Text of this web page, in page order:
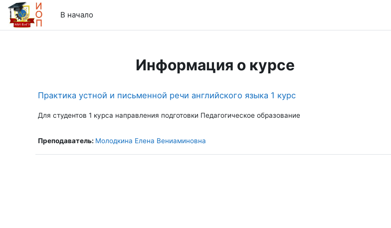
Перейти к основному содержанию
В начало
Информация о курсе
Практика устной и письменной речи английского языка 1 курс
Для студентов 1 курса направления подготовки Педагогическое образование
Преподаватель: Молодкина Елена Вениаминовна